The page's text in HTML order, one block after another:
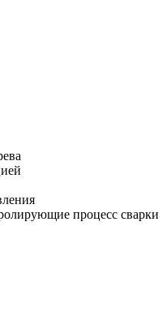
процесс сварки